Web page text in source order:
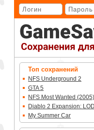
Топ сохранений
NFS Underground 2
GTA 5
NFS Most Wanted (2005)
Diablo 2 Expansion: LOD
My Summer Car